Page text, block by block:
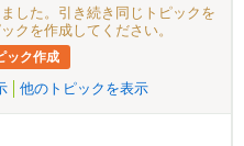
した。引き続き同じトピックを
クを作成してください。
ック作成
他のトピックを表示